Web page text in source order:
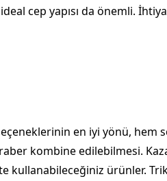
cep yapısı da önemli.
en iyi yönü, hem
kombine edilebilmesi.
kullanabileceğiniz ürünler.